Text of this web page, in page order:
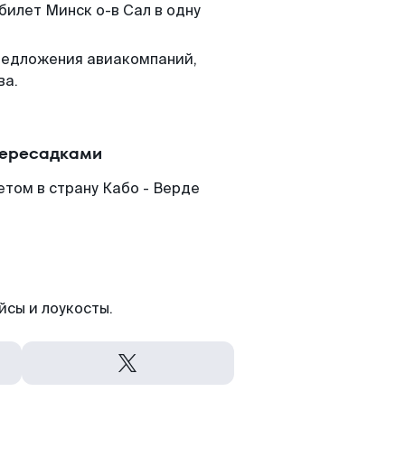
Минск о-в Сал в одну
авиакомпаний,
в страну Кабо - Верде
и лоукосты.